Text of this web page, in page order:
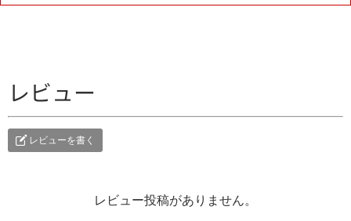
レビュー
レビューを書く
レビュー投稿がありません。